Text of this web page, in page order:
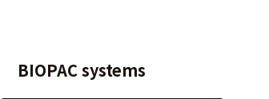
BIOPAC systems